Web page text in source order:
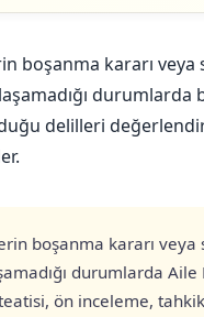
boşanma kararı veya
delilleri
boşanma kararı veya
durumlarda
teatisi, ön inceleme,